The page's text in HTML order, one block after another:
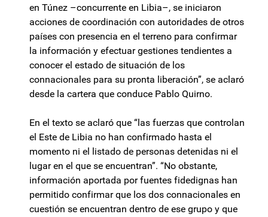
en Túnez –concurrente en Libia–, se iniciaron
acciones de coordinación con autoridades de otros
países con presencia en el terreno para confirmar
la información y efectuar gestiones tendientes a
conocer el estado de situación de los
connacionales para su pronta liberación”, se aclaró
desde la cartera que conduce Pablo Quirno.
En el texto se aclaró que “las fuerzas que controlan
el Este de Libia no han confirmado hasta el
momento ni el listado de personas detenidas ni el
lugar en el que se encuentran”. “No obstante,
información aportada por fuentes fidedignas han
permitido confirmar que los dos connacionales en
cuestión se encuentran dentro de ese grupo y que